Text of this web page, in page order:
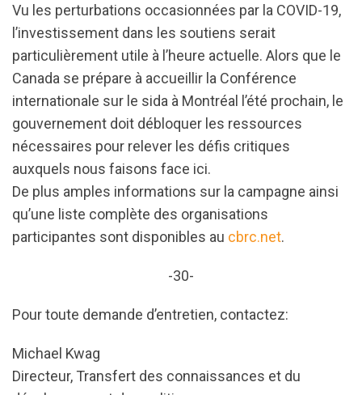
Vu les perturbations occasionnées par la COVID-19,
l’investissement dans les soutiens serait
particulièrement utile à l’heure actuelle. Alors que le
Canada se prépare à accueillir la Conférence
internationale sur le sida à Montréal l’été prochain, le
gouvernement doit débloquer les ressources
nécessaires pour relever les défis critiques
auxquels nous faisons face ici.
De plus amples informations sur la campagne ainsi
qu’une liste complète des organisations
participantes sont disponibles au cbrc.net.
-30-
Pour toute demande d’entretien, contactez:
Michael Kwag
Directeur, Transfert des connaissances et du